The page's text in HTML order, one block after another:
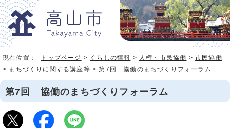
現在位置： トップページ > くらしの情報 > 人権・市民協働 >市民協働
> まちづくりに関する講座等 > 第7回 協働のまちづくりフォーラム
第7回 協働のまちづくりフォーラム